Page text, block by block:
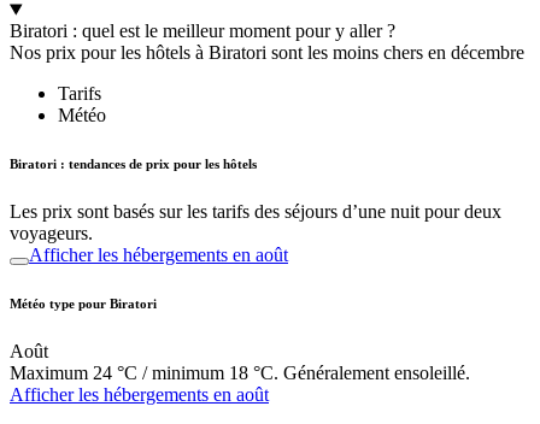
Biratori : quel est le meilleur moment pour y aller ?
Nos prix pour les hôtels à Biratori sont les moins chers en décembre
Tarifs
Météo
Biratori : tendances de prix pour les hôtels
Les prix sont basés sur les tarifs des séjours d’une nuit pour deux
voyageurs.
Afficher les hébergements en août
Météo type pour Biratori
Août
Maximum 24 °C / minimum 18 °C. Généralement ensoleillé.
Afficher les hébergements en août